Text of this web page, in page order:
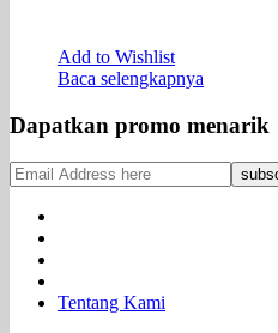
Add to Wishlist
Baca selengkapnya
Dapatkan promo menarik
Tentang Kami